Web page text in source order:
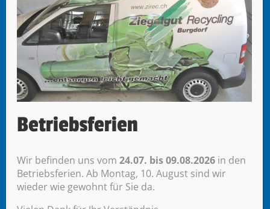
Sie erreichen uns von
Montag bis Donnerstag
07:30 – 12:00 Uhr
13:00 – 17:00 Uhr
Freitag
07.30 – 12.00 Uhr
Betriebsferien
Wir befinden uns vom 24.07. bis 09.08.2026 in den
Betriebsferien. Ab Montag, 10. August sind wir
wieder wie gewohnt für Sie da.